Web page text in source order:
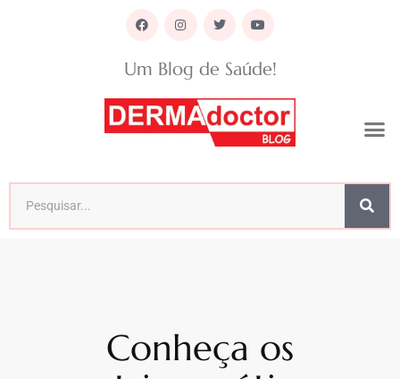
Um Blog de Saúde!
Conheça os